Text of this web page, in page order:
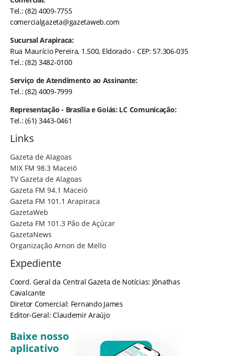
Tel.: (82) 4009-7755
comercialgazeta@gazetaweb.com
Sucursal Arapiraca:
Rua Maurício Pereira, 1.500, Eldorado - CEP: 57.306-035
Tel.: (82) 3482-0100
Serviço de Atendimento ao Assinante:
Tel.: (82) 4009-7999
Representação - Brasília e Goiás: LC Comunicação:
Tel.: (61) 3443-0461
Links
Gazeta de Alagoas
MIX FM 98.3 Maceió
TV Gazeta de Alagoas
Gazeta FM 94.1 Maceió
Gazeta FM 101.1 Arapiraca
GazetaWeb
Gazeta FM 101.3 Pão de Açúcar
GazetaNews
Organização Arnon de Mello
Expediente
Coord. Geral da Central Gazeta de Notícias: Jônathas
Cavalcante
Diretor Comercial: Fernando James
Editor-Geral: Claudemir Araújo
Baixe nosso
aplicativo